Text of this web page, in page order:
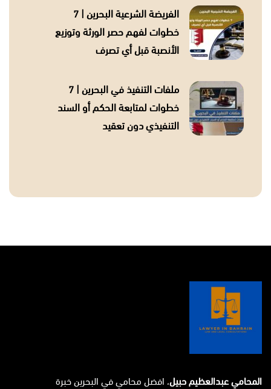
الفريضة الشرعية البحرين | 7
خطوات لفهم حصر الورثة وتوزيع
الأنصبة قبل أي تصرف
ملفات التنفيذ في البحرين | 7
خطوات لمتابعة الحكم أو السند
التنفيذي دون تعقيد
المحامي عبدالعظيم حبيل، افضل محامي في البحرين خبرة